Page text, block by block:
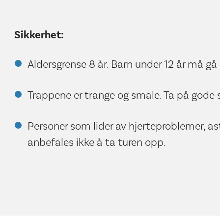
Sikkerhet:
Aldersgrense 8 år. Barn under 12 år må
Trappene er trange og smale. Ta på gode
Personer som lider av hjerteproblemer,
anbefales ikke å ta turen opp.